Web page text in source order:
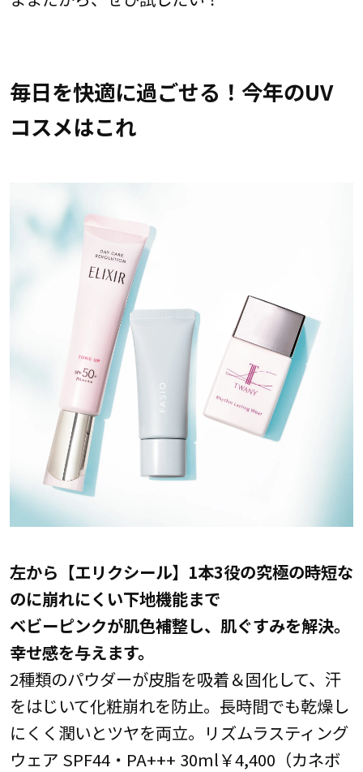
毎日を快適に過ごせる！今年のUV
コスメはこれ
左から【エリクシール】1本3役の究極の時短な
のに崩れにくい下地機能まで
ベビーピンクが肌色補整し、肌ぐすみを解決。
幸せ感を与えます。
2種類のパウダーが皮脂を吸着＆固化して、汗
をはじいて化粧崩れを防止。長時間でも乾燥し
にくく潤いとツヤを両立。リズムラスティング
ウェア SPF44・PA+++ 30ml￥4,400（カネボ